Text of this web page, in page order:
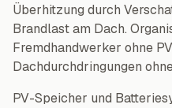
Überhitzung durch
Brandlast am Dach.
Fremdhandwerker ohne
Dachdurchdringungen
PV-Speicher und